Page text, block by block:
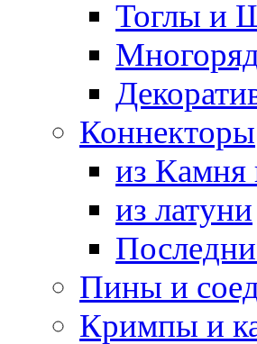
Тоглы и
Коннекторы
из Камня
из латуни
Пины и
Кримпы и